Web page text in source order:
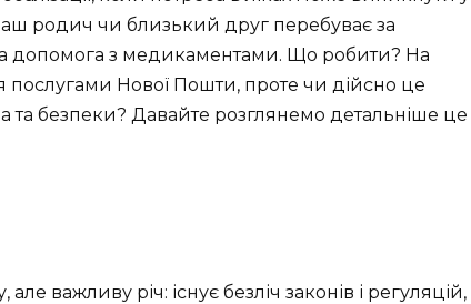
ваш родич чи близький друг перебуває за
допомога з медикаментами. Що робити? На
послугами Нової Пошти, проте чи дійсно це
та безпеки? Давайте розглянемо детальніше це
важливу річ: існує безліч законів і регуляцій,